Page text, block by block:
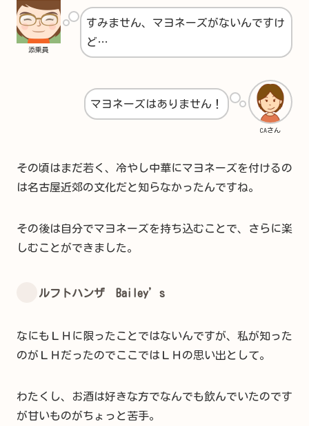
添乗員
すみません、マヨネーズがないんですけ
ど…
CAさん
マヨネーズはありません！
その頃はまだ若く、冷やし中華にマヨネーズを付けるの
は名古屋近郊の文化だと知らなかったんですね。
その後は自分でマヨネーズを持ち込むことで、さらに楽
しむことができました。
ルフトハンザ Bailey’s
なにもＬＨに限ったことではないんですが、私が知った
のがＬＨだったのでここではＬＨの思い出として。
わたくし、お酒は好きな方でなんでも飲んでいたのです
が甘いものがちょっと苦手。